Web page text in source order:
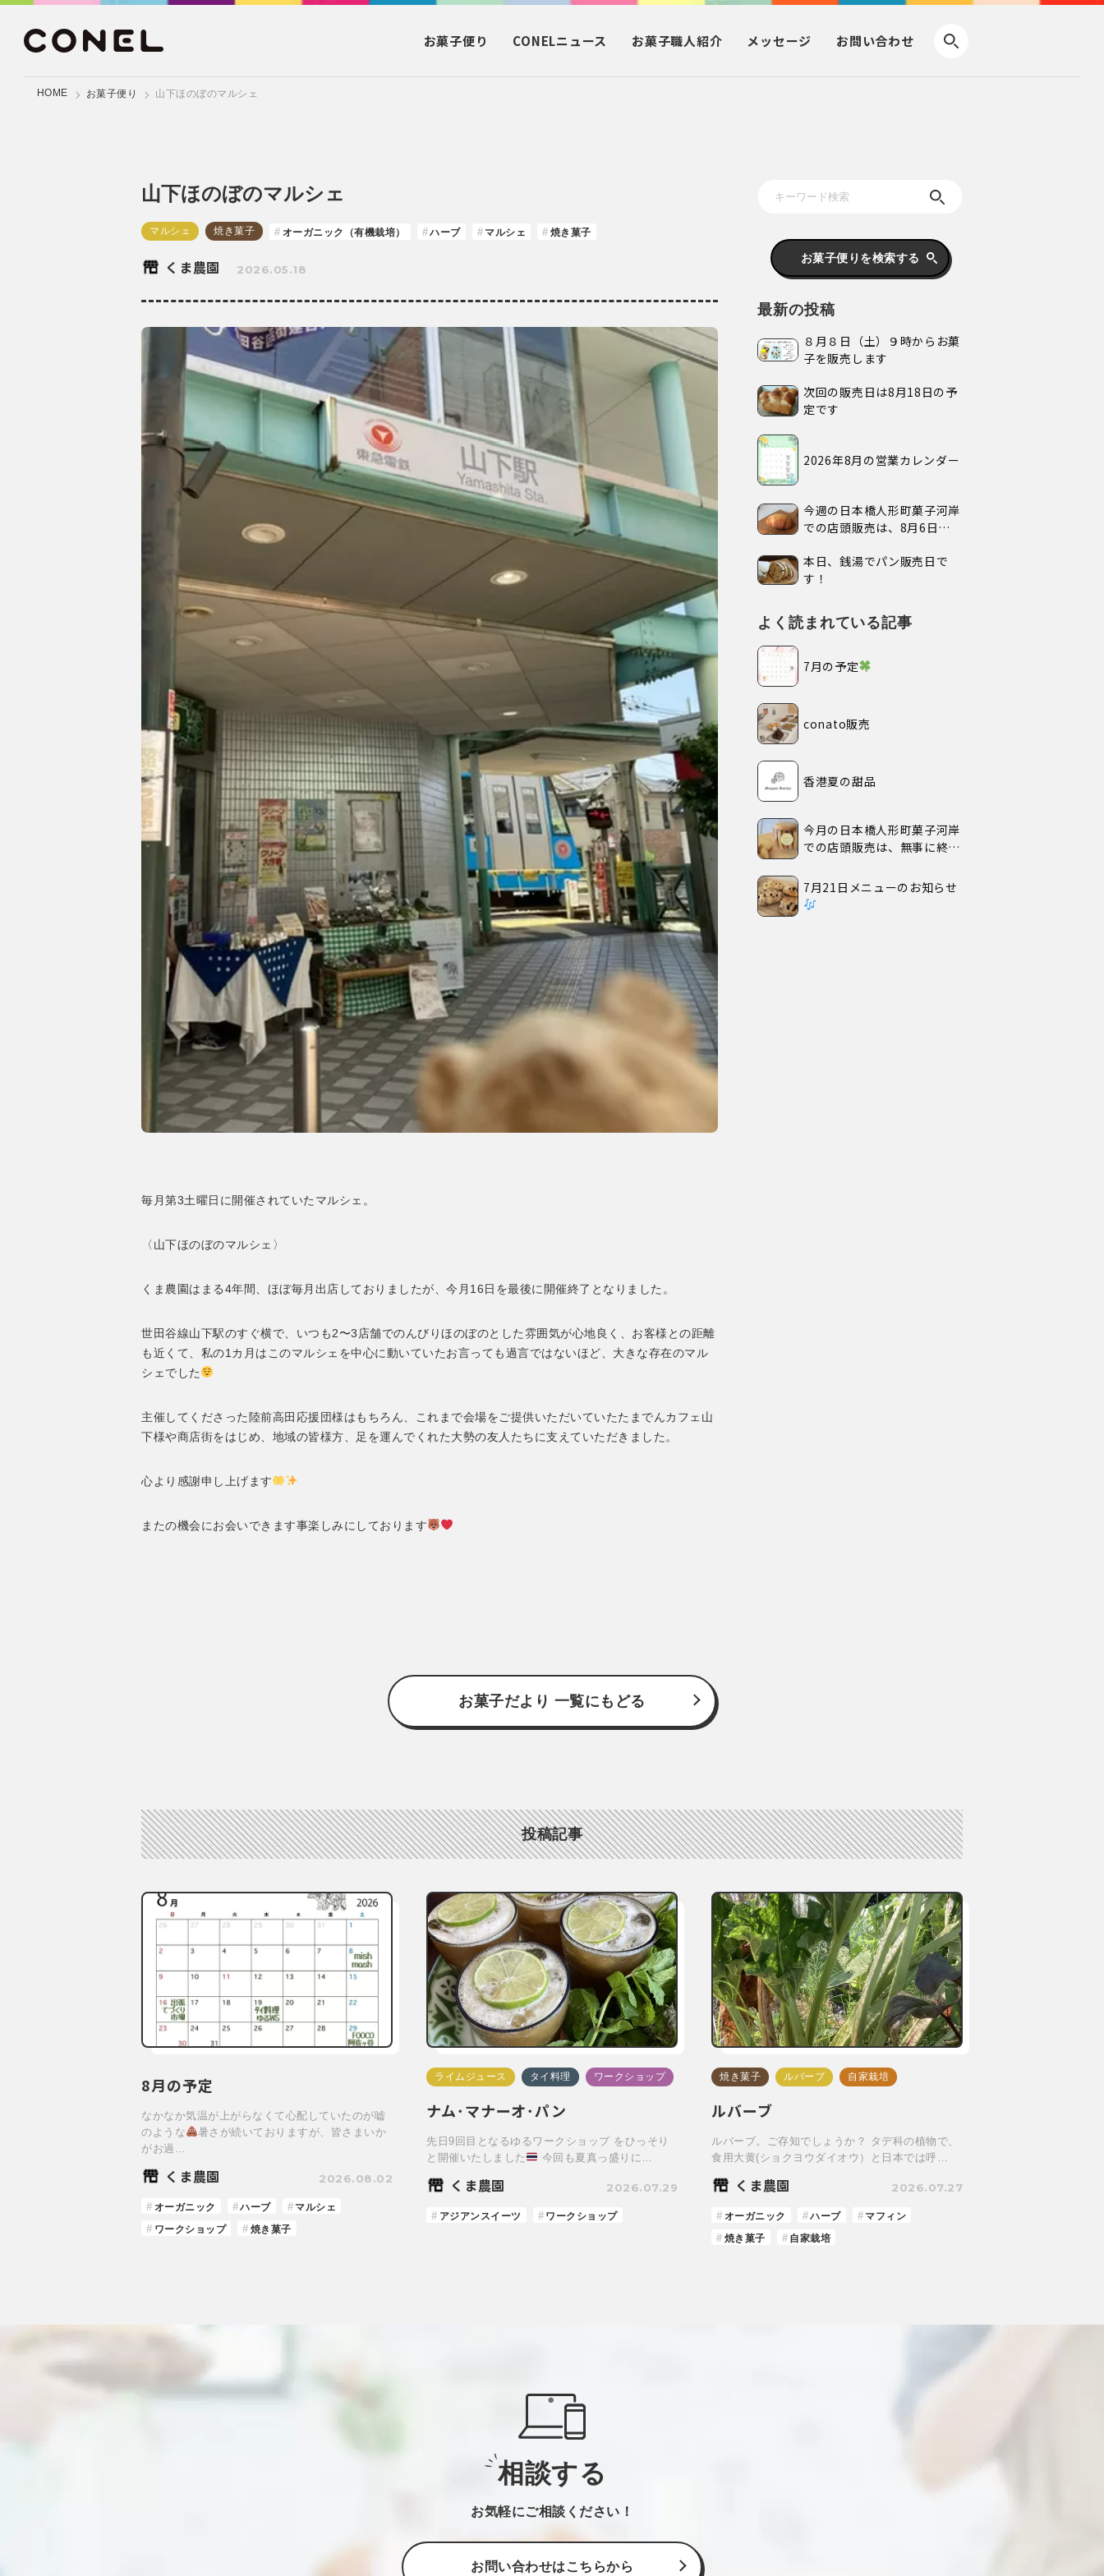
お菓子便り CONELニュース お菓子職人紹介 メッセージ お問い合わせ
HOME お菓子便り 山下ほのぼのマルシェ
山下ほのぼのマルシェ
マルシェ 焼き菓子 オーガニック（有機栽培） ハーブ マルシェ 焼き菓子
くま農園 2026.05.18
毎月第3土曜日に開催されていたマルシェ。
〈山下ほのぼのマルシェ〉
くま農園はまる4年間、ほぼ毎月出店しておりましたが、今月16日を最後に開催終了となりました。
世田谷線山下駅のすぐ横で、いつも2〜3店舗でのんびりほのぼのとした雰囲気が心地良く、お客様との距離
も近くて、私の1カ月はこのマルシェを中心に動いていたお言っても過言ではないほど、大きな存在のマル
シェでした
主催してくださった陸前高田応援団様はもちろん、これまで会場をご提供いただいていたたまでんカフェ山
下様や商店街をはじめ、地域の皆様方、足を運んでくれた大勢の友人たちに支えていただきました。
心より感謝申し上げます
またの機会にお会いできます事楽しみにしております
お菓子だより 一覧にもどる
投稿記事
8月の予定
なかなか気温が上がらなくて心配していたのが嘘
のような
暑さが続いておりますが、皆さまいか
がお過…
くま農園 2026.08.02
オーガニック ハーブ
マルシェ
ワークショップ
焼き菓子
ライムジュース タイ料理 ワークショップ
ナム･マナーオ･パン
先日9回目となるゆるワークショップ をひっそり
と開催いたしました
今回も夏真っ盛りに…
くま農園 2026.07.29
アジアンスイーツ ワークショップ
焼き菓子 ルバーブ 自家栽培
ルバーブ
ルバーブ。ご存知でしょうか？ タデ科の植物で、
食用大黄(ショクヨウダイオウ）と日本では呼…
くま農園 2026.07.27
オーガニック ハーブ
マフィン
焼き菓子
自家栽培
お菓子便りを検索する
最新の投稿
８月８日（土）９時からお菓
子を販売します
次回の販売日は8月18日の予
定です
2026年8月の営業カレンダー
今週の日本橋人形町菓子河岸
での店頭販売は、8月6日
す。
本日、銭湯でパン販売日で
す！
よく読まれている記事
7月の予定
conato販売
香港夏の甜品
今月の日本橋人形町菓子河岸
での店頭販売は、無事に終了
7月21日メニューのお知らせ
相談する
お気軽にご相談ください！
お問い合わせはこちらから